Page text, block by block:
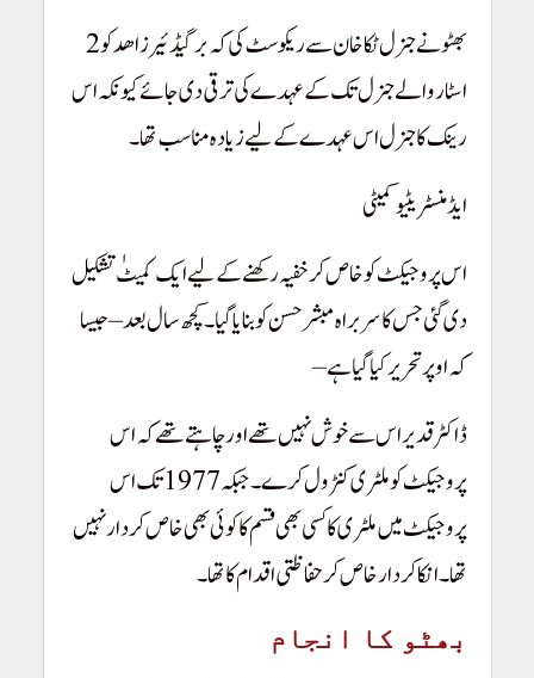
بھٹو نے جنرل ٹکا خان سے ریکوسٹ کی کہ برگیڈئیر زاھد کو 2
اسٹار والے جنرل تک کے عہدے کی ترقی دی جائے کیونکہ اس
رینک کا جنرل اس عہدے کے لیے زیادہ مناسب تھا۔
ایڈمنسٹریٹیو کمیٹی
اس پروجیکٹ کو خاص کر خفیہ رکھنے کے لیے ایک کمیٹٰ تشکیل
دی گئی جس کا سربراہ مبشرحسن کو بنایا گیا۔ کچھ سال بعد – جیسا
کہ اوپر تحریر کیا گیا ہے –
ڈاکٹر قدیر اس سے خوش نہیں تھے اور چاہتے تھے کہ اس
پروجیکٹ کو ملٹری کنٹرول کرے۔ جبکہ 1977 تک اس
پروجیکٹ میں ملٹری کا کسی بھی قسم کا کوئی بھی خاص کردار نہیں
تھا۔ انکا کردار خاص کر حفاظتی اقدام کا تھا۔
بھٹو کا انجام